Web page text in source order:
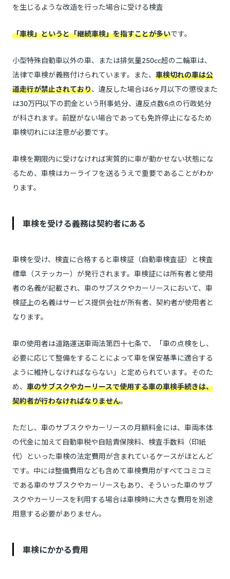
を生じるような改造を行った場合に受ける検査
「車検」というと「継続車検」を指すことが多いです。
小型特殊自動車以外の車、または排気量250cc超の二輪車は、
法律で車検が義務付けられています。また、 車検切れの車は公
道走行が禁止されており、違反した場合は6ヶ月以下の懲役また
は30万円以下の罰金という刑事処分、違反点数6点の行政処分
が科されます。前歴がない場合であっても免許停止になるため
車検切れには注意が必要です。
車検を期限内に受けなければ実質的に車が動かせない状態にな
るため、車検はカーライフを送るうえで重要であることがわか
ります。
車検を受ける義務は契約者にある
車検を受け、検査に合格すると車検証（自動車検査証）と検査
標章（ステッカー）が発行されます。車検証には所有者と使用
者の名義が記載され、車のサブスクやカーリースにおいて、車
検証上の名義はサービス提供会社が所有者、契約者が使用者と
なります。
車の使用者は道路運送車両法第四十七条で、「車の点検をし、
必要に応じて整備をすることによって車を保安基準に適合する
ように維持しなければならない」と定められています。そのた
め、 車のサブスクやカーリースで使用する車の車検手続きは、
契約者が行わなければなりません。
ただし、車のサブスクやカーリースの月額料金には、車両本体
の代金に加えて自動車税や自賠責保険料、検査手数料（印紙
代）といった車検の法定費用が含まれているケースがほとんど
です。中には整備費用なども含めて車検費用がすべてコミコミ
である車のサブスクやカーリースもあり、そういった車のサブ
スクやカーリースを利用する場合は車検時に大きな費用を別途
用意する必要がありません。
車検にかかる費用